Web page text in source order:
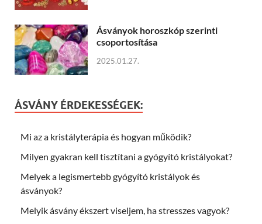
Ásványok horoszkóp szerinti
csoportosítása
2025.01.27.
ÁSVÁNY ÉRDEKESSÉGEK:
Mi az a kristályterápia és hogyan működik?
Milyen gyakran kell tisztítani a gyógyító kristályokat?
Melyek a legismertebb gyógyító kristályok és
ásványok?
Melyik ásvány ékszert viseljem, ha stresszes vagyok?